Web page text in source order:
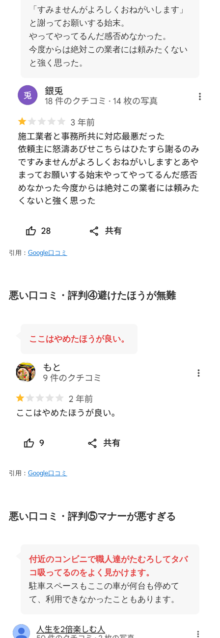
「すみませんがよろしくおねがいします」
と謝ってお願いする始末。
やってやってるんだ感否めなかった。
今度からは絶対この業者には頼みたくない
と強く思った。
引用： Google口コミ
悪い口コミ・評判④避けたほうが無難
ここはやめたほうが良い。
引用： Google口コミ
悪い口コミ・評判⑤マナーが悪すぎる
付近のコンビニで職人達がたむろしてタバ
コ吸ってるのをよく見かけます。
駐車スペースもここの車が何台も停めて
て、利用できなかったこともあります。